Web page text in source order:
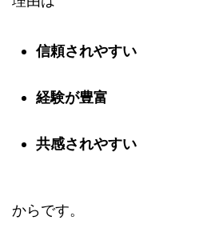
信頼されやすい
経験が豊富
共感されやすい
からです。